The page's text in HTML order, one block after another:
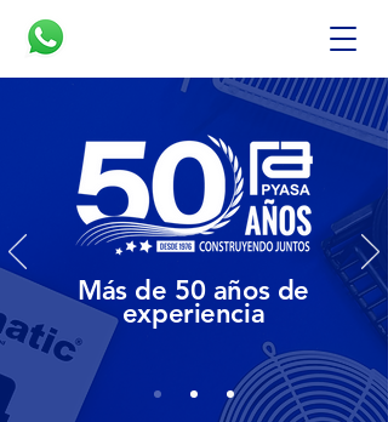
Más de 50 años de
experiencia